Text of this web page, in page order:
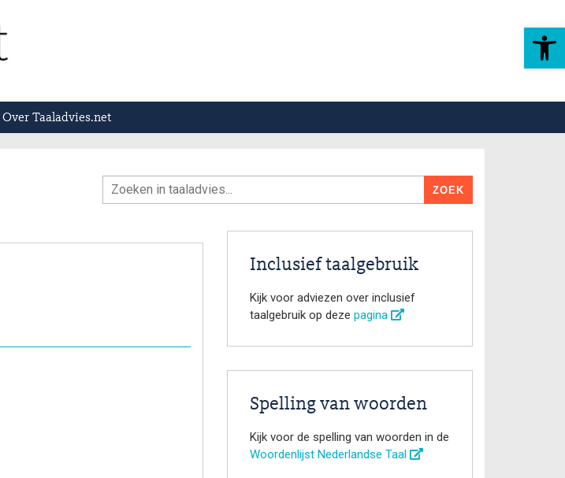
Toolbar openen
Over Taaladvies.net
Inclusief taalgebruik
Kijk voor adviezen over inclusief
taalgebruik op deze pagina
Spelling van woorden
Kijk voor de spelling van woorden in de
Woordenlijst Nederlandse Taal